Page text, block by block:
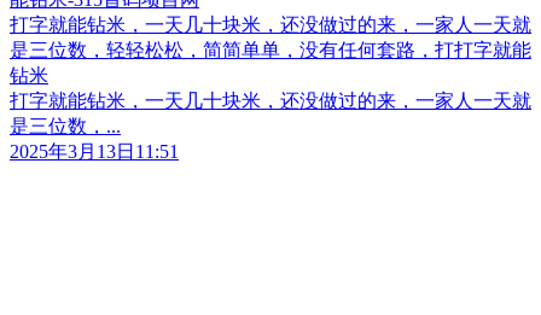
打字就能钻米，一天几十块米，还没做过的来，一家人一天就
是三位数，轻轻松松，简简单单，没有任何套路，打打字就能
钻米
打字就能钻米，一天几十块米，还没做过的来，一家人一天就
是三位数，...
2025年3月13日11:51